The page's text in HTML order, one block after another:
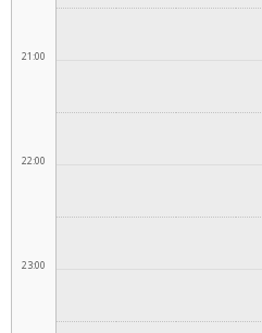
21:00
22:00
23:00